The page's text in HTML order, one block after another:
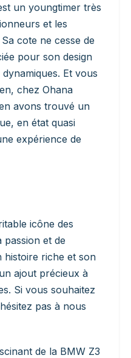
un youngtimer très
et les
cote ne cesse de
pour son design
Et vous
chez Ohana
avons trouvé un
en état quasi
expérience de
icône des
passion et de
histoire riche et son
ajout précieux à
Si vous souhaitez
pas à nous
de la BMW Z3